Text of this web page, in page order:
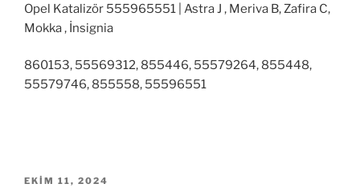
Opel Katalizör 555965551 | Astra J , Meriva B, Zafira C,
Mokka , İnsignia
860153, 55569312, 855446, 55579264, 855448,
55579746, 855558, 55596551
YAYIM
EKIM 11, 2024